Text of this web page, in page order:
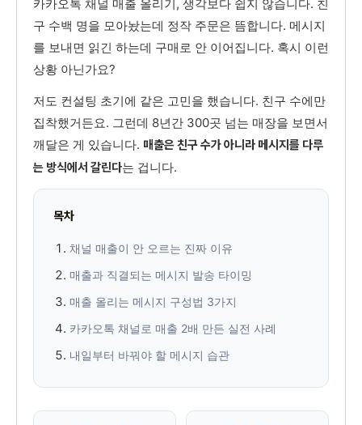
카카오톡 채널 매출 올리기, 생각보다 쉽지 않습니다. 친
구 수백 명을 모아놨는데 정작 주문은 뜸합니다. 메시지
를 보내면 읽긴 하는데 구매로 안 이어집니다. 혹시 이런
상황 아닌가요?
저도 컨설팅 초기에 같은 고민을 했습니다. 친구 수에만
집착했거든요. 그런데 8년간 300곳 넘는 매장을 보면서
깨달은 게 있습니다. 매출은 친구 수가 아니라 메시지를 다루
는 방식에서 갈린다는 겁니다.
목차
채널 매출이 안 오르는 진짜 이유
매출과 직결되는 메시지 발송 타이밍
매출 올리는 메시지 구성법 3가지
카카오톡 채널로 매출 2배 만든 실전 사례
내일부터 바꿔야 할 메시지 습관